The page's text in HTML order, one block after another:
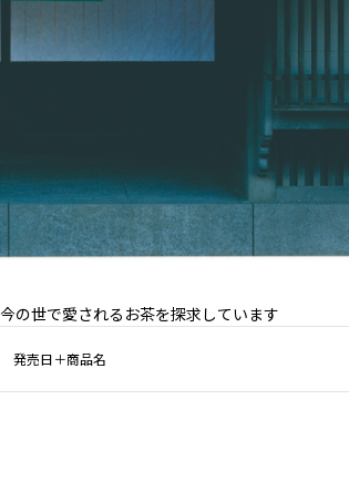
の世で愛されるお茶を探求しています
発売日＋商品名